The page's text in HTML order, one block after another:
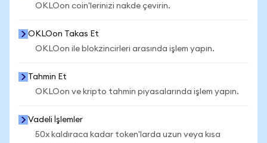
OKLOon coin'lerinizi nakde çevirin.
OKLOon Takas Et
OKLOon ile blokzincirleri arasında işlem yapın.
Tahmin Et
OKLOon ve kripto tahmin piyasalarında işlem yapın.
Vadeli İşlemler
50x kaldıraca kadar token'larda uzun veya kısa